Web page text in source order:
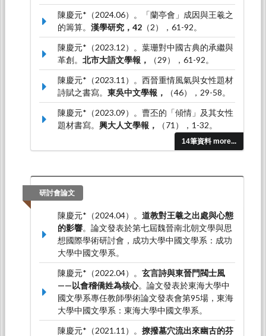
14筆資料 more...
陳慶元*（2024.06）。「蘭亭會」成因與王羲之
的籌算。 漢學研究，42 （2），61-92。
陳慶元*（2023.12）。葉珊對中國古典的承繼與
革創。 北市大語文學報，
（29），61-92。
陳慶元*（2023.11）。西晉重情風氣與女性題材
詩賦之書寫。 東吳中文學報，
（46），29-58。
陳慶元*（2023.09）。曹丕的「傾情」及其女性
題材書寫。 興大人文學報， （71），1-32。
研討會論文
陳慶元*（2024.04）。 道教對王羲之出處與心態
的影響。論文發表於第七屆魏晉南北朝文學與思
想國際學術研討會，成功大學中國文學系：成功
大學中國文學系。
陳慶元*（2022.04）。 玄言詩與東晉門閥士風
——以會稽僑姓為核心。論文發表於東海大學中
國文學系專任教師學術論文發表會第95場，東海
大學中國文學系：東海大學中國文學系。
陳慶元*（2021.11）。 撩撥墓穴流出來幽古的芬